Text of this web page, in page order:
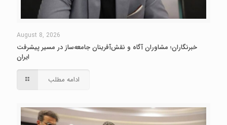
August 8, 2026
خبرنگاران؛ مشاوران آگاه و نقش‌آفرینان جامعه‌ساز در مسیر پیشرفت
ایران
ادامه مطلب